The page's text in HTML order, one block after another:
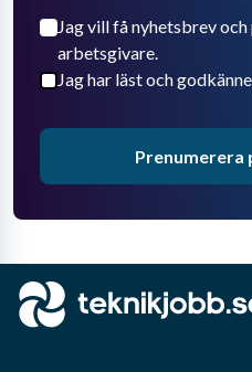
Jag vill få nyhetsbrev
arbetsgivare.
Jag har läst och
Prenumerera